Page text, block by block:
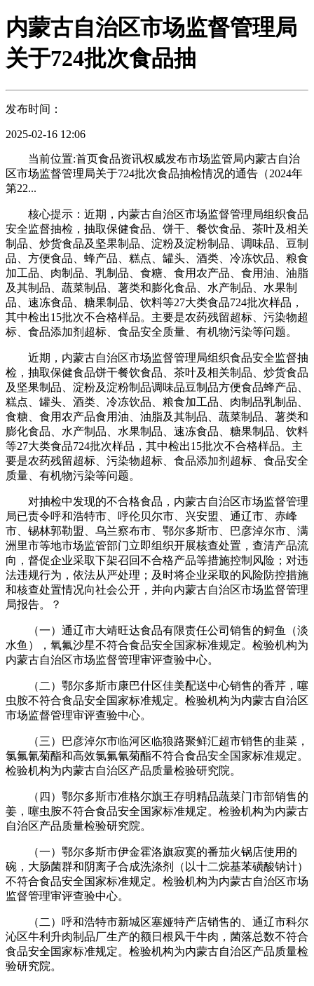
内蒙古自治区市场监督管理局
关于724批次食品抽
发布时间：
2025-02-16 12:06
当前位置:首页食品资讯权威发布市场监管局内蒙古自治
区市场监督管理局关于724批次食品抽检情况的通告（2024年
第22...
核心提示：近期，内蒙古自治区市场监督管理局组织食品
安全监督抽检，抽取保健食品、饼干、餐饮食品、茶叶及相关
制品、炒货食品及坚果制品、淀粉及淀粉制品、调味品、豆制
品、方便食品、蜂产品、糕点、罐头、酒类、冷冻饮品、粮食
加工品、肉制品、乳制品、食糖、食用农产品、食用油、油脂
及其制品、蔬菜制品、薯类和膨化食品、水产制品、水果制
品、速冻食品、糖果制品、饮料等27大类食品724批次样品，
其中检出15批次不合格样品。主要是农药残留超标、污染物超
标、食品添加剂超标、食品安全质量、有机物污染等问题。
近期，内蒙古自治区市场监督管理局组织食品安全监督抽
检，抽取保健食品饼干餐饮食品、茶叶及相关制品、炒货食品
及坚果制品、淀粉及淀粉制品调味品豆制品方便食品蜂产品、
糕点、罐头、酒类、冷冻饮品、粮食加工品、肉制品乳制品、
食糖、食用农产品食用油、油脂及其制品、蔬菜制品、薯类和
膨化食品、水产制品、水果制品、速冻食品、糖果制品、饮料
等27大类食品724批次样品，其中检出15批次不合格样品。主
要是农药残留超标、污染物超标、食品添加剂超标、食品安全
质量、有机物污染等问题。
对抽检中发现的不合格食品，内蒙古自治区市场监督管理
局已责令呼和浩特市、呼伦贝尔市、兴安盟、通辽市、赤峰
市、锡林郭勒盟、乌兰察布市、鄂尔多斯市、巴彦淖尔市、满
洲里市等地市场监管部门立即组织开展核查处置，查清产品流
向，督促企业采取下架召回不合格产品等措施控制风险；对违
法违规行为，依法从严处理；及时将企业采取的风险防控措施
和核查处置情况向社会公开，并向内蒙古自治区市场监督管理
局报告。？
（一）通辽市大靖旺达食品有限责任公司销售的鲟鱼（淡
水鱼），氧氟沙星不符合食品安全国家标准规定。检验机构为
内蒙古自治区市场监督管理审评查验中心。
（二）鄂尔多斯市康巴什区佳美配送中心销售的香芹，噻
虫胺不符合食品安全国家标准规定。检验机构为内蒙古自治区
市场监督管理审评查验中心。
（三）巴彦淖尔市临河区临狼路聚鲜汇超市销售的韭菜，
氯氟氰菊酯和高效氯氟氰菊酯不符合食品安全国家标准规定。
检验机构为内蒙古自治区产品质量检验研究院。
（四）鄂尔多斯市准格尔旗王存明精品蔬菜门市部销售的
姜，噻虫胺不符合食品安全国家标准规定。检验机构为内蒙古
自治区产品质量检验研究院。
（一）鄂尔多斯市伊金霍洛旗寂寞的番茄火锅店使用的
碗，大肠菌群和阴离子合成洗涤剂（以十二烷基苯磺酸钠计）
不符合食品安全国家标准规定。检验机构为内蒙古自治区市场
监督管理审评查验中心。
（二）呼和浩特市新城区塞娅特产店销售的、通辽市科尔
沁区牛利升肉制品厂生产的额日根风干牛肉，菌落总数不符合
食品安全国家标准规定。检验机构为内蒙古自治区产品质量检
验研究院。